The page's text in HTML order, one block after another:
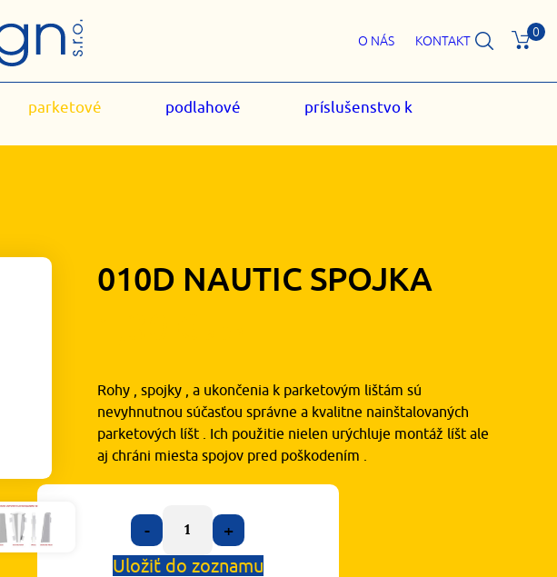
O NÁS KONTAKT
0
parketové podlahové príslušenstvo k
010D NAUTIC SPOJKA
Rohy , spojky , a ukončenia k parketovým lištám sú
nevyhnutnou súčasťou správne a kvalitne nainštalovaných
parketových líšt . Ich použitie nielen urýchluje montáž líšt ale
aj chráni miesta spojov pred poškodením .
-
+
Uložiť do zoznamu